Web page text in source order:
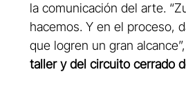
la comunicación del arte.
hacemos. Y en el proceso,
que logren un gran
taller y del circuito cerrado